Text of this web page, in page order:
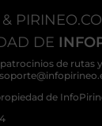
DE
de rutas
de